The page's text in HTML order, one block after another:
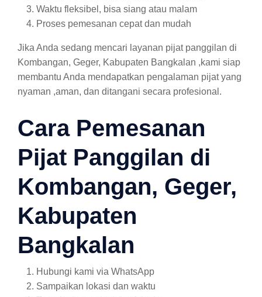
Waktu fleksibel, bisa siang atau malam
Proses pemesanan cepat dan mudah
Jika Anda sedang mencari layanan pijat panggilan di
Kombangan, Geger, Kabupaten Bangkalan ,kami siap
membantu Anda mendapatkan pengalaman pijat yang
nyaman ,aman, dan ditangani secara profesional.
Cara Pemesanan
Pijat Panggilan di
Kombangan, Geger,
Kabupaten
Bangkalan
Hubungi kami via WhatsApp
Sampaikan lokasi dan waktu